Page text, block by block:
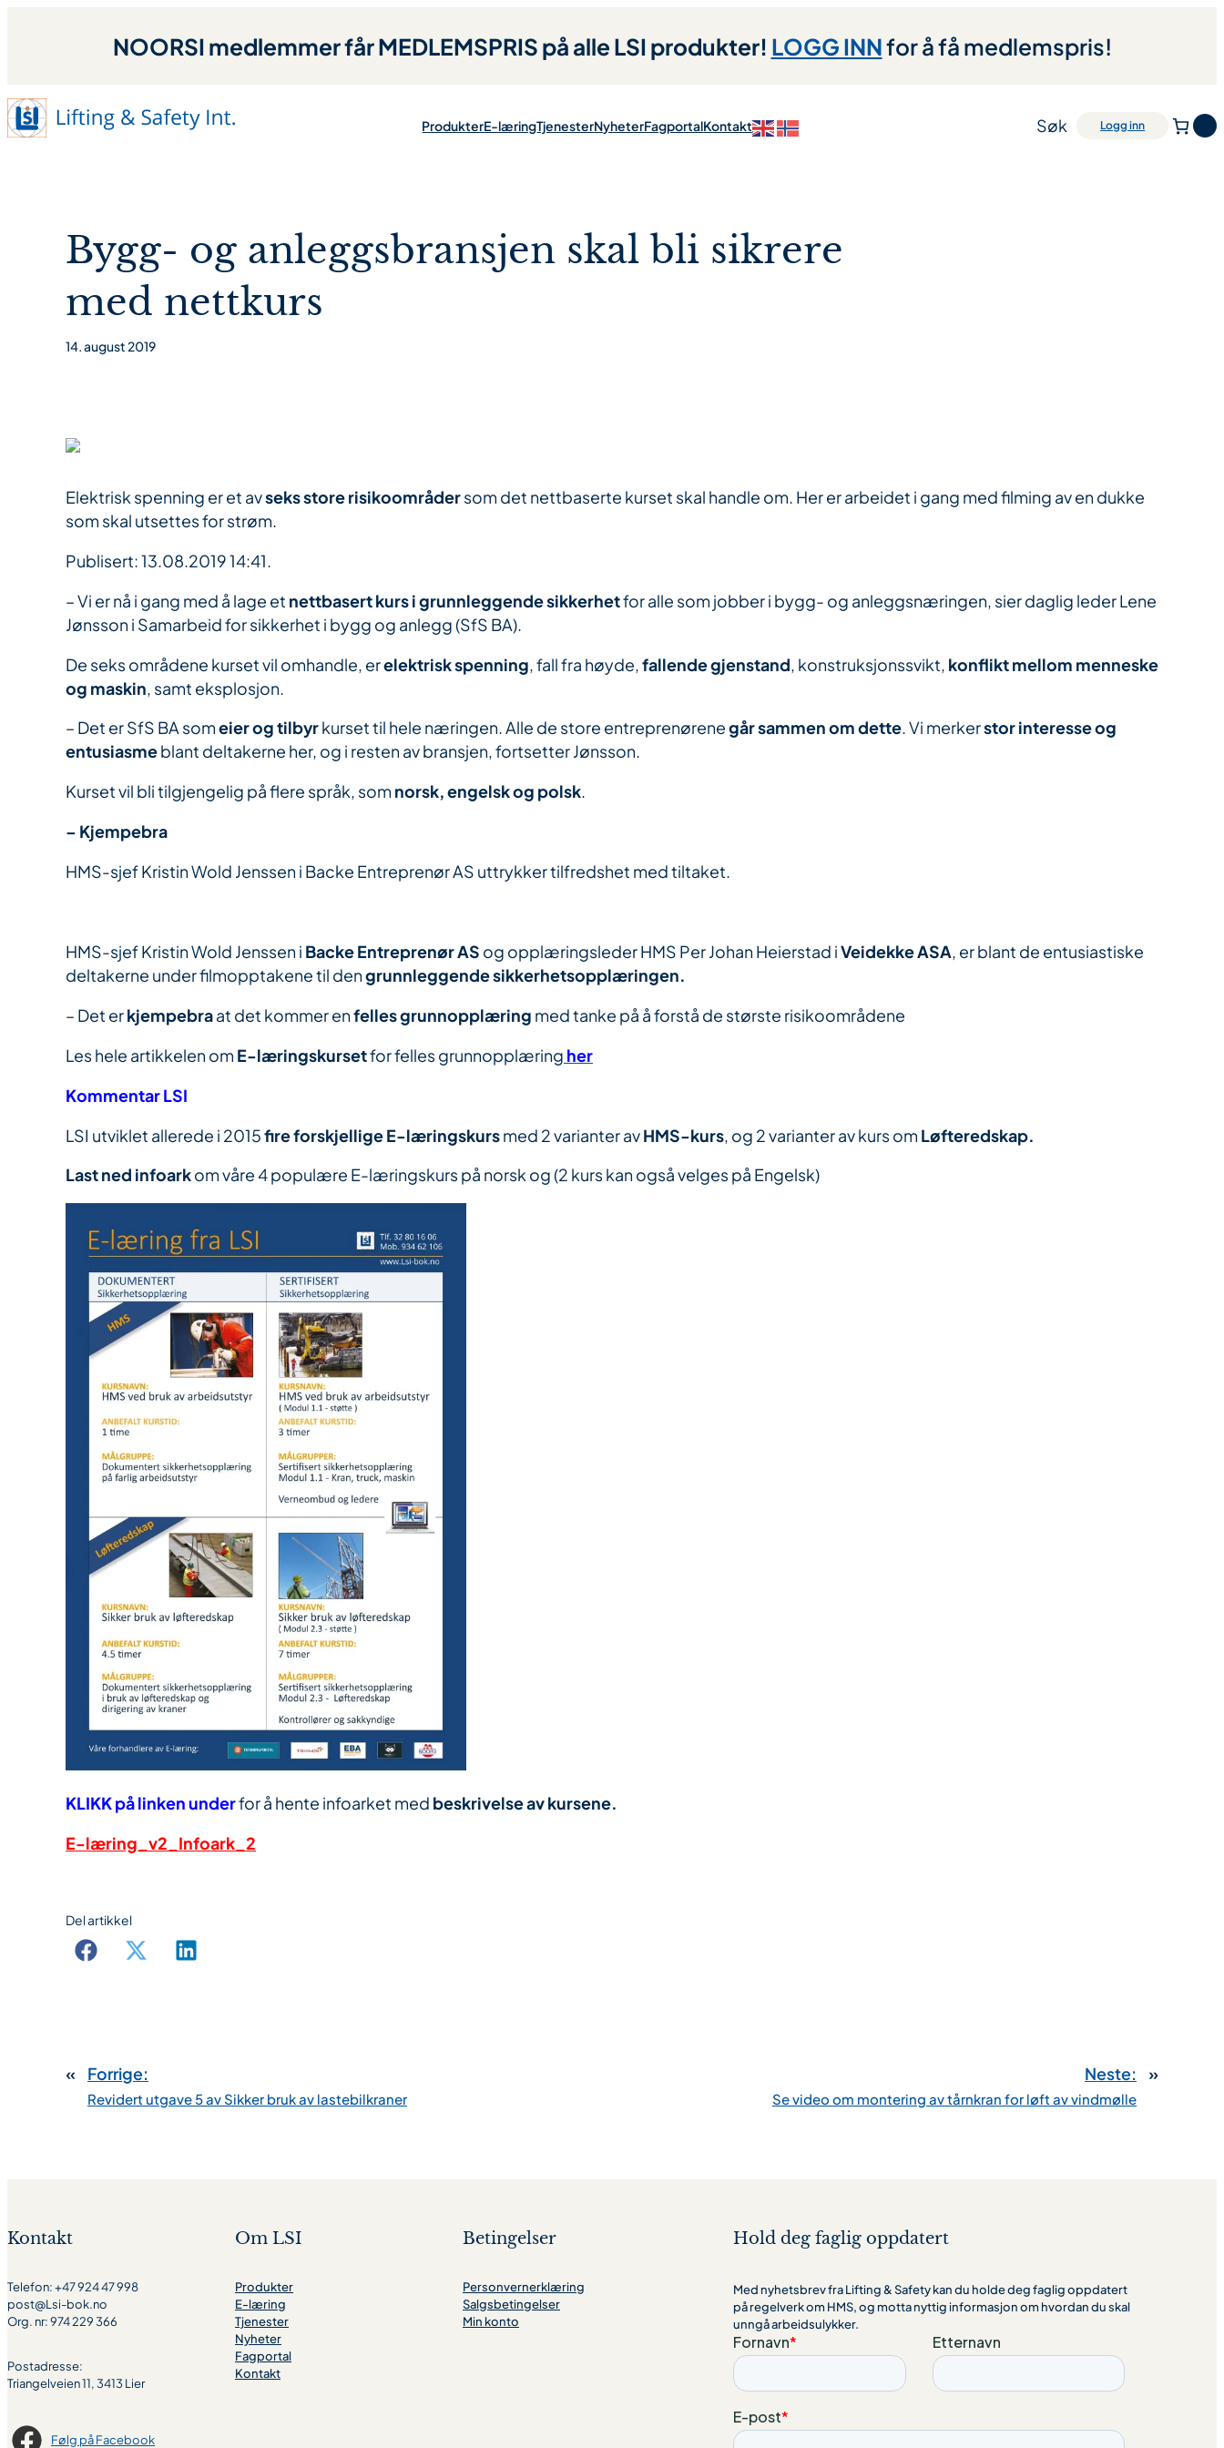
NOORSI medlemmer får MEDLEMSPRIS på alle LSI produkter! LOGG INNfor å få medlemspris!
ProdukterE-læringTjenesterNyheterFagportalKontakt Søk Logg inn
Bygg- og anleggsbransjen skal bli sikrere
med nettkurs
14. august 2019
Elektrisk spenning er et avseks store risikoområdersom det nettbaserte kurset skal handle om. Her er arbeidet i gang med filming av en dukke
som skal utsettes for strøm.
Publisert: 13.08.2019 14:41.
– Vi er nå i gang med å lage et nettbasert kurs i grunnleggende sikkerhetfor alle som jobber i bygg- og anleggsnæringen, sier daglig leder Lene
Jønsson i Samarbeid for sikkerhet i bygg og anlegg (SfS BA).
De seks områdene kurset vil omhandle, erelektrisk spenning , fall fra høyde, fallende gjenstand , konstruksjonssvikt, konflikt mellom menneske
og maskin , samt eksplosjon.
– Det er SfS BA someier og tilbyrkurset til hele næringen. Alle de store entreprenørenegår sammen om dette. Vi merkerstor interesse og
entusiasmeblant deltakerne her, og i resten av bransjen, fortsetter Jønsson.
Kurset vil bli tilgjengelig på flere språk, som norsk, engelsk og polsk.
– Kjempebra
HMS-sjef Kristin Wold Jenssen i Backe Entreprenør AS uttrykker tilfredshet med tiltaket.
HMS-sjef Kristin Wold Jenssen i Backe Entreprenør AS og opplæringsleder HMS Per Johan Heierstad iVeidekke ASA, er blant de entusiastiske
deltakerne under filmopptakene til dengrunnleggende sikkerhetsopplæringen.
– Det erkjempebraat det kommer enfelles grunnopplæring med tanke på å forstå de største risikoområdene
Les hele artikkelen om E-læringskursetfor felles grunnopplæring her
Kommentar LSI
LSI utviklet allerede i 2015fire forskjellige E-læringskursmed 2 varianter avHMS-kurs , og 2 varianter av kurs om Løfteredskap.
Last ned infoarkom våre 4 populære E-læringskurs på norsk og (2 kurs kan også velges på Engelsk)
KLIKK på linken underfor å hente infoarket med beskrivelse av kursene.
E-læring_v2_Infoark_2
Del artikkel
« Forrige:
Revidert utgave 5 av Sikker bruk av lastebilkraner
Neste:
Se video om montering av tårnkran for løft av vindmølle
»
Kontakt
Telefon: +47 924 47 998
post@Lsi-bok.no
Org. nr: 974 229 366
Postadresse:
Triangelveien 11, 3413 Lier
Følg på Facebook
Om LSI
Produkter
E-læring
Tjenester
Nyheter
Fagportal
Kontakt
Betingelser
Personvernerklæring
Salgsbetingelser
Min konto
Hold deg faglig oppdatert
Med nyhetsbrev fra Lifting & Safety kan du holde deg faglig oppdatert
på regelverk om HMS, og motta nyttig informasjon om hvordan du skal
unngå arbeidsulykker.